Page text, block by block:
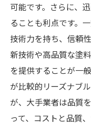
可能です。さらに、
ることも利点です。
技術力を持ち、信頼
新技術や高品質な塗
を提供することが一
が比較的リーズナブ
が、大手業者は品質
って、コストと品質